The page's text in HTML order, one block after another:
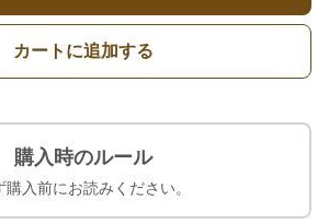
カートに追加する
購入時のルール
購入前にお読みください。